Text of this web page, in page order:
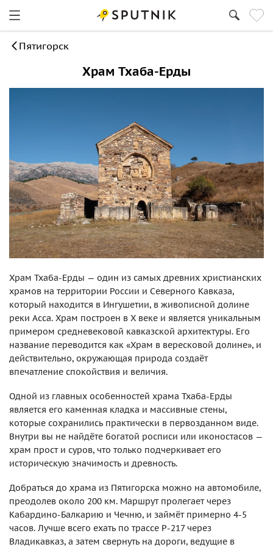
Пятигорск
Храм Тхаба-Ерды
Храм Тхаба-Ерды — один из самых древних христианских
храмов на территории России и Северного Кавказа,
который находится в Ингушетии, в живописной долине
реки Асса. Храм построен в X веке и является уникальным
примером средневековой кавказской архитектуры. Его
название переводится как «Храм в вересковой долине», и
действительно, окружающая природа создаёт
впечатление спокойствия и величия.
Одной из главных особенностей храма Тхаба-Ерды
является его каменная кладка и массивные стены,
которые сохранились практически в первозданном виде.
Внутри вы не найдёте богатой росписи или иконостасов —
храм прост и суров, что только подчеркивает его
историческую значимость и древность.
Добраться до храма из Пятигорска можно на автомобиле,
преодолев около 200 км. Маршрут пролегает через
Кабардино-Балкарию и Чечню, и займёт примерно 4-5
часов. Лучше всего ехать по трассе Р-217 через
Владикавказ, а затем свернуть на дороги, ведущие в